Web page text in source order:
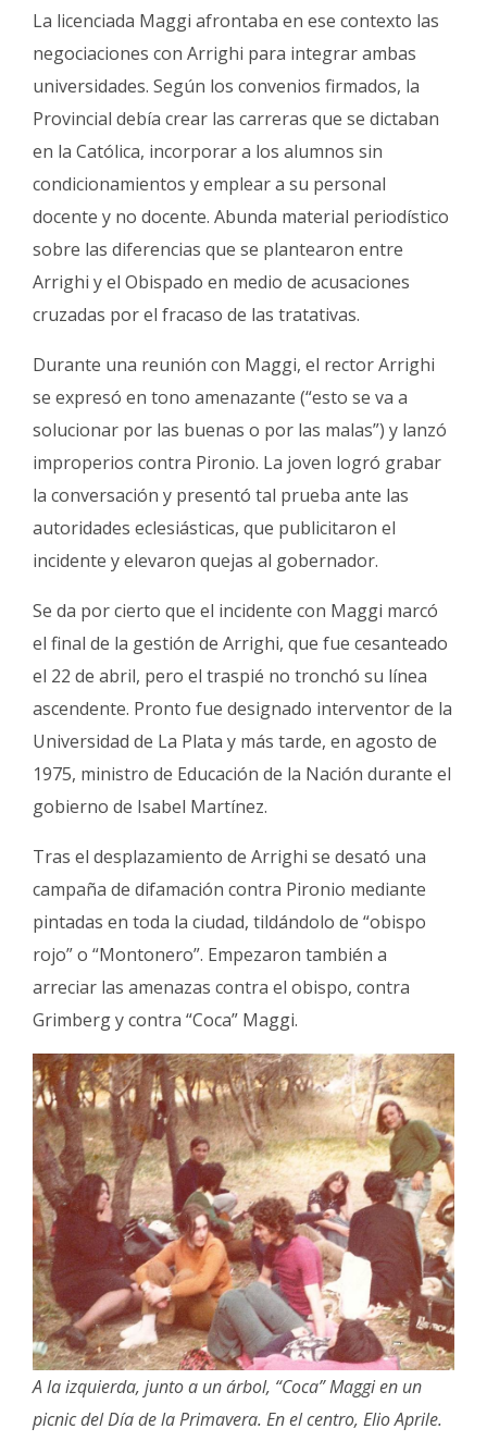
La licenciada Maggi afrontaba en ese contexto las
negociaciones con Arrighi para integrar ambas
universidades. Según los convenios firmados, la
Provincial debía crear las carreras que se dictaban
en la Católica, incorporar a los alumnos sin
condicionamientos y emplear a su personal
docente y no docente. Abunda material periodístico
sobre las diferencias que se plantearon entre
Arrighi y el Obispado en medio de acusaciones
cruzadas por el fracaso de las tratativas.
Durante una reunión con Maggi, el rector Arrighi
se expresó en tono amenazante (“esto se va a
solucionar por las buenas o por las malas”) y lanzó
improperios contra Pironio. La joven logró grabar
la conversación y presentó tal prueba ante las
autoridades eclesiásticas, que publicitaron el
incidente y elevaron quejas al gobernador.
Se da por cierto que el incidente con Maggi marcó
el final de la gestión de Arrighi, que fue cesanteado
el 22 de abril, pero el traspié no tronchó su línea
ascendente. Pronto fue designado interventor de la
Universidad de La Plata y más tarde, en agosto de
1975, ministro de Educación de la Nación durante el
gobierno de Isabel Martínez.
Tras el desplazamiento de Arrighi se desató una
campaña de difamación contra Pironio mediante
pintadas en toda la ciudad, tildándolo de “obispo
rojo” o “Montonero”. Empezaron también a
arreciar las amenazas contra el obispo, contra
Grimberg y contra “Coca” Maggi.
A la izquierda, junto a un árbol, “Coca” Maggi en un
picnic del Día de la Primavera. En el centro, Elio Aprile.